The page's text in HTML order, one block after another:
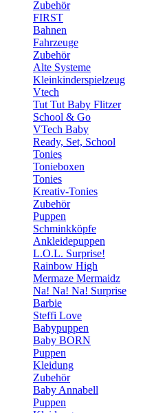
Zubehör
FIRST
Bahnen
Fahrzeuge
Zubehör
Alte Systeme
Kleinkinderspielzeug
Vtech
Tut Tut Baby Flitzer
School & Go
VTech Baby
Ready, Set, School
Tonies
Tonieboxen
Tonies
Kreativ-Tonies
Zubehör
Puppen
Schminkköpfe
Ankleidepuppen
L.O.L. Surprise!
Rainbow High
Mermaze Mermaidz
Na! Na! Na! Surprise
Barbie
Steffi Love
Babypuppen
Baby BORN
Puppen
Kleidung
Zubehör
Baby Annabell
Puppen